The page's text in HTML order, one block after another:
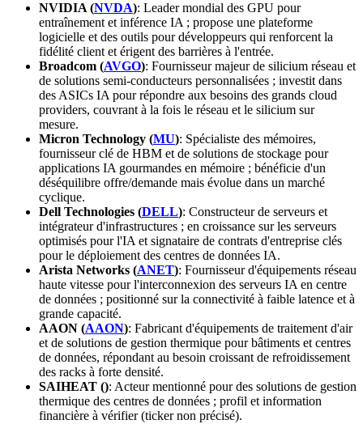
NVIDIA (NVDA): Leader mondial des GPU pour
entraînement et inférence IA ; propose une plateforme
logicielle et des outils pour développeurs qui renforcent la
fidélité client et érigent des barrières à l'entrée.
Broadcom (AVGO): Fournisseur majeur de silicium réseau et
de solutions semi‑conducteurs personnalisées ; investit dans
des ASICs IA pour répondre aux besoins des grands cloud
providers, couvrant à la fois le réseau et le silicium sur
mesure.
Micron Technology (MU): Spécialiste des mémoires,
fournisseur clé de HBM et de solutions de stockage pour
applications IA gourmandes en mémoire ; bénéficie d'un
déséquilibre offre/demande mais évolue dans un marché
cyclique.
Dell Technologies (DELL): Constructeur de serveurs et
intégrateur d'infrastructures ; en croissance sur les serveurs
optimisés pour l'IA et signataire de contrats d'entreprise clés
pour le déploiement des centres de données IA.
Arista Networks (ANET): Fournisseur d'équipements réseau
haute vitesse pour l'interconnexion des serveurs IA en centre
de données ; positionné sur la connectivité à faible latence et à
grande capacité.
AAON (AAON): Fabricant d'équipements de traitement d'air
et de solutions de gestion thermique pour bâtiments et centres
de données, répondant au besoin croissant de refroidissement
des racks à forte densité.
SAIHEAT (): Acteur mentionné pour des solutions de gestion
thermique des centres de données ; profil et information
financière à vérifier (ticker non précisé).